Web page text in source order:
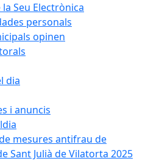
Seu Electrònica
personals
opinen
dia
i anuncis
mesures antifrau de
Sant Julià de Vilatorta 2025